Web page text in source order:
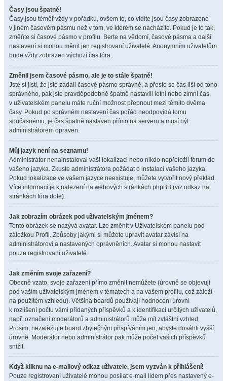
Časy jsou špatně!
Časy jsou téměř vždy v pořádku, ovšem to, co vidíte jsou časy zobrazené
v jiném časovém pásmu než v tom, ve kterém se nacházíte. Pokud je to tak,
změňte si časové pásmo v profilu. Berte na vědomí, časové pásma a další
nastavení si mohou měnit jen registrovaní uživatelé. Anonymním uživatelům
bude vždy zobrazen výchozí čas fóra.
Změnil jsem časové pásmo, ale je to stále špatně!
Jste si jisti, že jste zadali časové pásmo správně, a přesto se čas liší od toho
správného, pak jste pravděpodobně špatně nastavili letní nebo zimní čas,
v uživatelském panelu máte ruční možnost přepnout mezi těmito dvěma
časy. Pokud po správném nastavení čas pořád neodpovídá tomu
současnému, je čas špatně nastaven přímo na serveru a musí být
administrátorem opraven.
Můj jazyk není na seznamu!
Administrátor nenainstaloval vaši lokalizaci nebo nikdo nepřeložil fórum do
vašeho jazyka. Zkuste administrátora požádat o instalaci vašeho jazyka.
Pokud lokalizace ve vašem jazyce neexistuje, můžete vytvořit nový překlad.
Více informací je k nalezení na webových stránkách phpBB (viz odkaz na
stránkách fóra dole).
Jak zobrazím obrázek pod uživatelským jménem?
Tento obrázek se nazývá avatar. Lze změnit v Uživatelském panelu pod
záložkou Profil. Způsoby jakými si můžete upravit avatar závisí na
administrátorovi a nastavených oprávněních. Avatar si mohou nastavit
pouze registrovaní uživatelé.
Jak změním svoje zařazení?
Obecně vzato, svoje zařazení přímo změnit nemůžete (úrovně se objevují
pod vaším uživatelským jménem v tématech a na vašem profilu, což záleží
na použitém vzhledu). Většina boardů používají hodnocení úrovní
k rozlišení počtu vámi přidaných příspěvků a k identifikaci určitých uživatelů,
např. označení moderátorů a administrátorů může mít zvláštní vzhled.
Prosím, nezatěžujte board zbytečným přispíváním jen, abyste dosáhli vyšší
úrovně. Moderátor nebo administrátor pak může počet vašich příspěvků
snížit.
Když kliknu na e-mailový odkaz uživatele, jsem vyzván k přihlášení!
Pouze registrovaní uživatelé mohou posílat e-mail lidem přes nastavený e-